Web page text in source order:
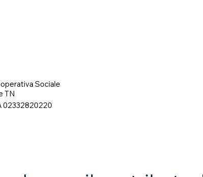
Sociale
TN
02332820220